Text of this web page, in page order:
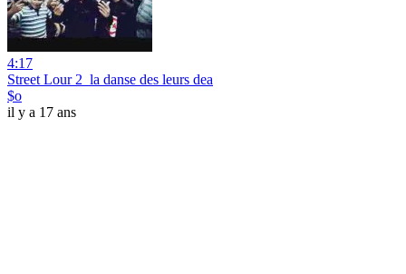
4:17
Street Lour 2_la danse des leurs dea
$o
il y a 17 ans